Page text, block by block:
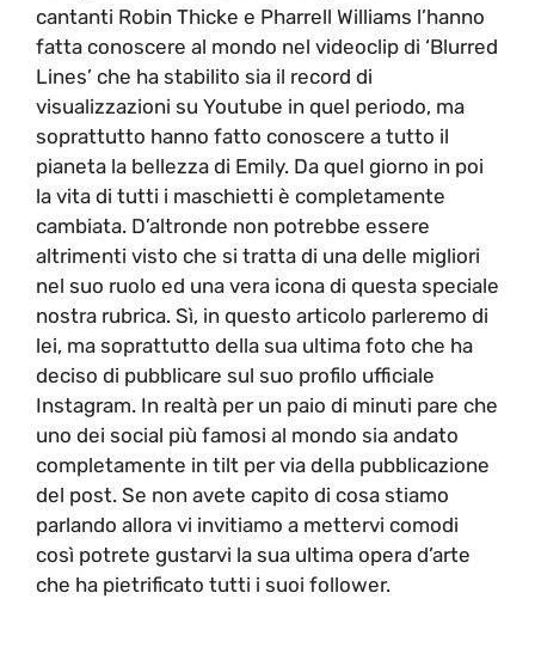
cantanti Robin Thicke e Pharrell Williams l’hanno
fatta conoscere al mondo nel videoclip di ‘Blurred
Lines’ che ha stabilito sia il record di
visualizzazioni su Youtube in quel periodo, ma
soprattutto hanno fatto conoscere a tutto il
pianeta la bellezza di Emily. Da quel giorno in poi
la vita di tutti i maschietti è completamente
cambiata. D’altronde non potrebbe essere
altrimenti visto che si tratta di una delle migliori
nel suo ruolo ed una vera icona di questa speciale
nostra rubrica. Sì, in questo articolo parleremo di
lei, ma soprattutto della sua ultima foto che ha
deciso di pubblicare sul suo profilo ufficiale
Instagram. In realtà per un paio di minuti pare che
uno dei social più famosi al mondo sia andato
completamente in tilt per via della pubblicazione
del post. Se non avete capito di cosa stiamo
parlando allora vi invitiamo a mettervi comodi
così potrete gustarvi la sua ultima opera d’arte
che ha pietrificato tutti i suoi follower.